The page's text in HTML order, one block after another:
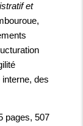
et
des
pages, 507